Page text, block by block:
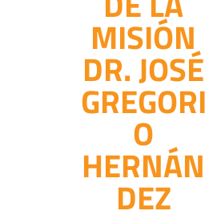
MISIÓN
DR. JOSÉ
GREGORI
O
HERNÁN
DEZ